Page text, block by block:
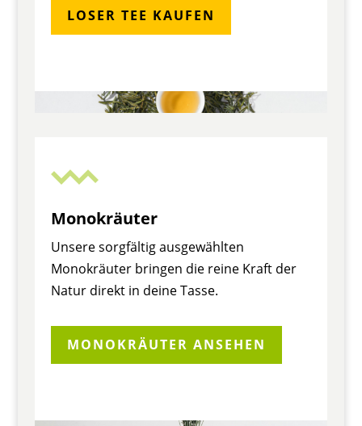
LOSER TEE KAUFEN
Monokräuter
Unsere sorgfältig ausgewählten
Monokräuter bringen die reine Kraft der
Natur direkt in deine Tasse.
MONOKRÄUTER ANSEHEN